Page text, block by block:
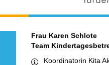
Frau Karen Schlote
Team
Koordinatorin Kita